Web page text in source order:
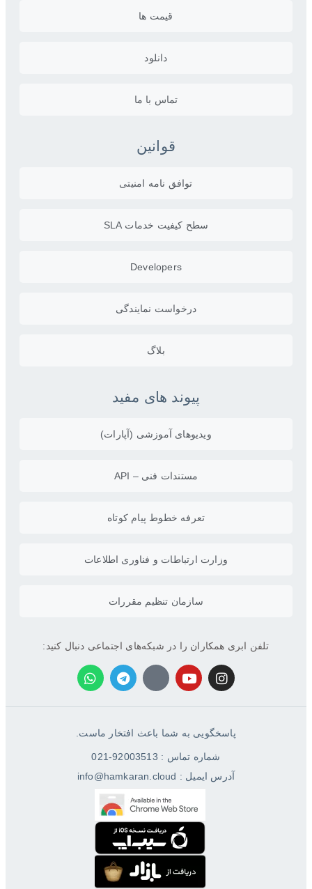
قیمت ها
دانلود
تماس با ما
قوانین
توافق نامه امنیتی
سطح کیفیت خدمات SLA
Developers
درخواست نمایندگی
بلاگ
پیوند های مفید
ویدیو‌های آموزشی (آپارات)
مستندات فنی – API
تعرفه خطوط پیام کوتاه
وزارت ارتباطات و فناوری اطلاعات
سازمان تنظیم مقررات
تلفن ابری همکاران را در شبکه‌های اجتماعی دنبال کنید:
پاسخگویی به شما باعث افتخار ماست.
شماره تماس : 92003513-021
آدرس ایمیل : info@hamkaran.cloud